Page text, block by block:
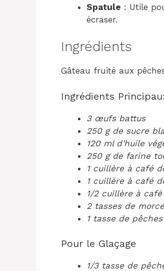
Spatule : Utile
écraser.
Ingrédients
Gâteau fruité aux
Ingrédients
3 œufs battus
250 g de sucre
120 ml d’huile
250 g de farine
1 cuillère à café
1 cuillère à café
1/2 cuillère à
2 tasses de
1 tasse de
Pour le Glaçage
1/3 tasse de